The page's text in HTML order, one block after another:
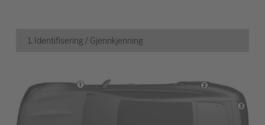
1. Identifisering / Gjennkjenning